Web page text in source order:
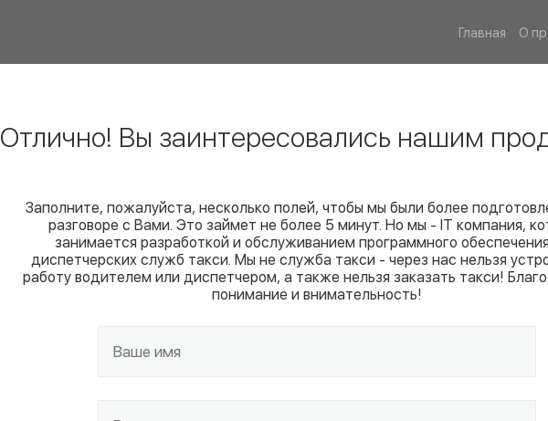
Главная О
Отлично! Вы заинтересовались нашим
Заполните, пожалуйста, несколько полей, чтобы мы были более
разговоре с Вами. Это займет не более 5 минут. Но мы - IT компания,
занимается разработкой и обслуживанием программного
диспетчерских служб такси. Мы не служба такси - через нас нельзя
работу водителем или диспетчером, а также нельзя заказать такси!
понимание и внимательность!